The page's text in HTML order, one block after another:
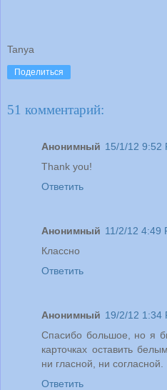
Tanya
Поделиться
51 комментарий:
Анонимный 15/1/12 9:52
Thank you!
Ответить
Анонимный 11/2/12 4:49
Классно
Ответить
Анонимный 19/2/12 1:34
Спасибо большое, но я
карточках оставить
ни гласной, ни согласной.
Ответить